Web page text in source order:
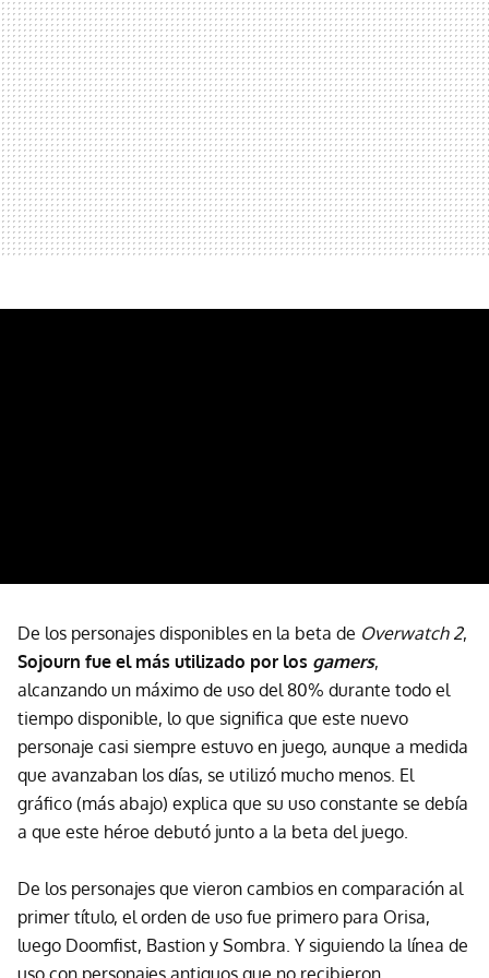
De los personajes disponibles en la beta de Overwatch 2,
Sojourn fue el más utilizado por los gamers,
alcanzando un máximo de uso del 80% durante todo el
tiempo disponible, lo que significa que este nuevo
personaje casi siempre estuvo en juego, aunque a medida
que avanzaban los días, se utilizó mucho menos. El
gráfico (más abajo) explica que su uso constante se debía
a que este héroe debutó junto a la beta del juego.
De los personajes que vieron cambios en comparación al
primer título, el orden de uso fue primero para Orisa,
luego Doomfist, Bastion y Sombra. Y siguiendo la línea de
uso con personajes antiguos que no recibieron